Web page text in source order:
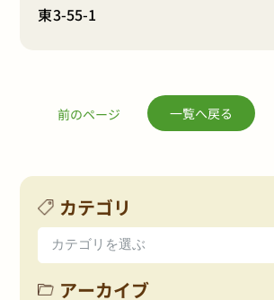
東3-55-1
前のページ 一覧へ戻る
カテゴリ
アーカイブ